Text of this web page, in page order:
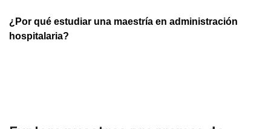
¿Por qué estudiar una maestría en administración
hospitalaria?